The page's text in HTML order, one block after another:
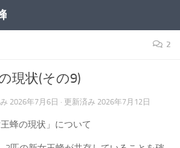
プ
2
現状(その9)
2026年7月6日 · 更新済み 2026年7月12日
蜂の現状」について